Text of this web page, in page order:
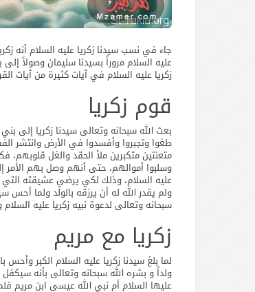
جاء في نسب سيدنا زكريا عليه السلام أنه
عليه السلام مروراً بسيدنا سليمان وصولاً
زكريا عليه السلام في آيات كثيرة من آيات
قوم زكريا
بعث الله سبحانه وتعالى سيدنا زكريا إلى
طغوا وتجبروا وأفسدوا في الأرض وانتشر
متعنتين متكبرين ملأ الحقد والغل قلوبهم،
وسلبوا أموالهم، حتى أنهم وصل بهم الأمر
عليه السلام، وذلك لكي يرضي عشيقته التي
ولم يقدر الله له أن يرزقه بالولد ولما أحس
سبحانه وتعالى لدعوة نبيه زكريا عليه
زكريا مع مريم
لما بلغ سيدنا زكريا عليه السلام الكبر
ولداً و بشره الله سبحانه وتعالى بأنه سيكفل
عليها السلام أم نبي الله عيسى ابن مريم